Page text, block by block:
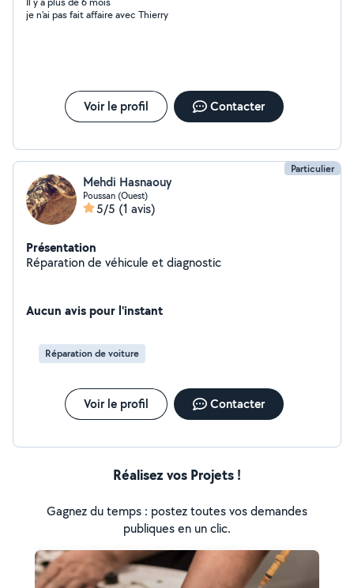
je n'ai pas fait affaire avec Thierry
Voir le profil Contacter
Particulier
Mehdi Hasnaouy
Poussan (Ouest)
5/5 (1 avis)
Présentation
Réparation de véhicule et diagnostic
Aucun avis pour l'instant
Réparation de voiture
Voir le profil Contacter
Réalisez vos Projets !
Gagnez du temps : postez toutes vos demandes
publiques en un clic.